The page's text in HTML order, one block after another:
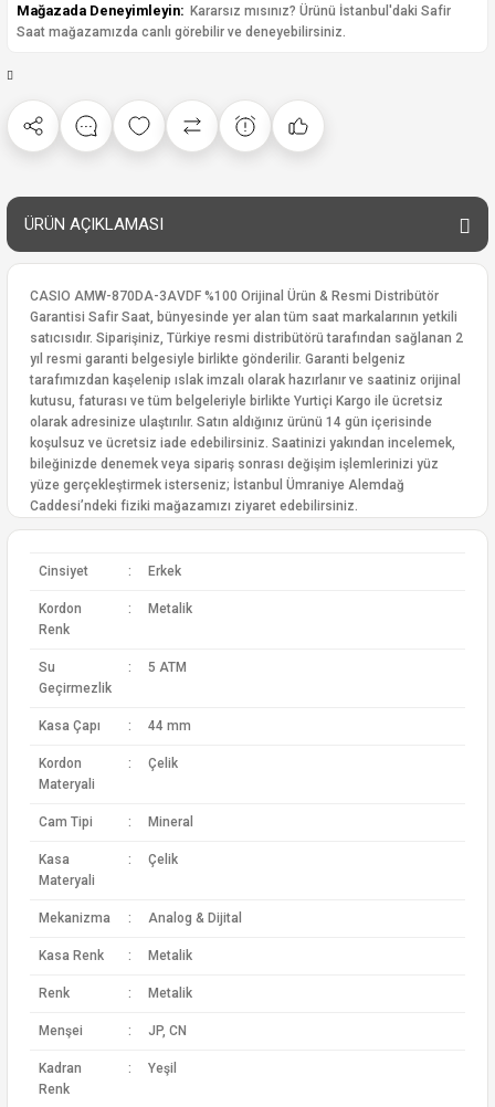
Mağazada Deneyimleyin: Kararsız mısınız? Ürünü İstanbul'daki Safir
Saat mağazamızda canlı görebilir ve deneyebilirsiniz.
ÜRÜN AÇIKLAMASI
CASIO AMW-870DA-3AVDF %100 Orijinal Ürün & Resmi Distribütör
Garantisi Safir Saat, bünyesinde yer alan tüm saat markalarının yetkili
satıcısıdır. Siparişiniz, Türkiye resmi distribütörü tarafından sağlanan 2
yıl resmi garanti belgesiyle birlikte gönderilir. Garanti belgeniz
tarafımızdan kaşelenip ıslak imzalı olarak hazırlanır ve saatiniz orijinal
kutusu, faturası ve tüm belgeleriyle birlikte Yurtiçi Kargo ile ücretsiz
olarak adresinize ulaştırılır. Satın aldığınız ürünü 14 gün içerisinde
koşulsuz ve ücretsiz iade edebilirsiniz. Saatinizi yakından incelemek,
bileğinizde denemek veya sipariş sonrası değişim işlemlerinizi yüz
yüze gerçekleştirmek isterseniz; İstanbul Ümraniye Alemdağ
Caddesi’ndeki fiziki mağazamızı ziyaret edebilirsiniz.
Cinsiyet : Erkek
Kordon
Renk
: Metalik
Su
Geçirmezlik
: 5 ATM
Kasa Çapı : 44 mm
Kordon
Materyali
: Çelik
Cam Tipi : Mineral
Kasa
Materyali
: Çelik
Mekanizma : Analog & Dijital
Kasa Renk : Metalik
Renk : Metalik
Menşei : JP, CN
Kadran
Renk
: Yeşil